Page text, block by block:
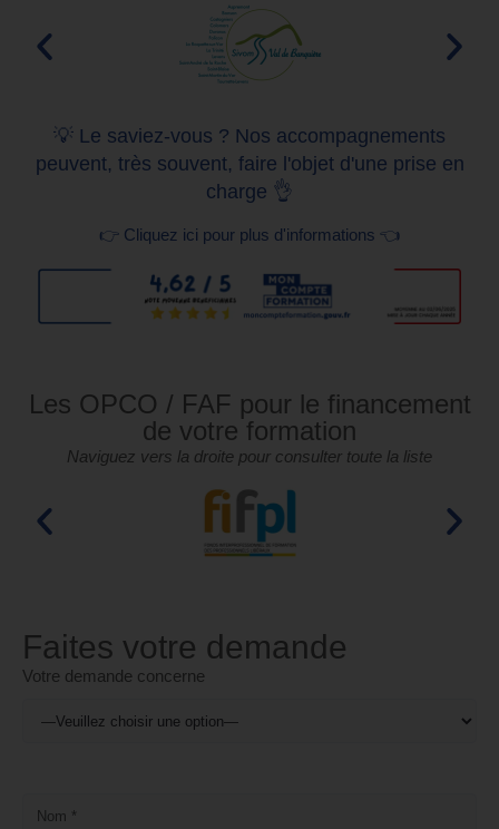
💡 Le saviez-vous ? Nos accompagnements
peuvent, très souvent, faire l'objet d'une prise en
charge 👌
👉 Cliquez ici pour plus d'informations 👈
Les OPCO / FAF pour le financement
de votre formation
Naviguez vers la droite pour consulter toute la liste
Faites votre demande
Votre demande concerne